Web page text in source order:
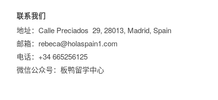
联系我们
地址：Calle Preciados 29, 28013, Madrid, Spain
邮箱：rebeca@holaspain1.com
电话：+34 665256125
微信公众号：板鸭留学中心